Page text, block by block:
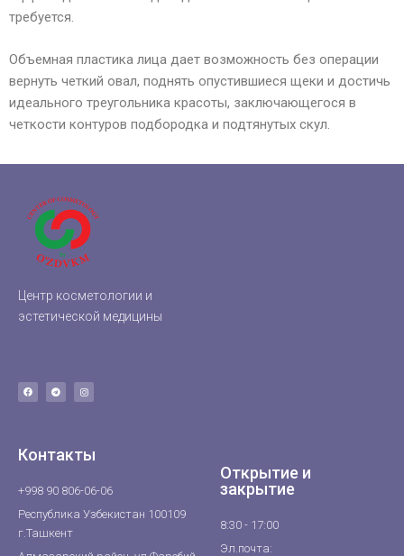
требуется.
Объемная пластика лица дает возможность без операции
вернуть четкий овал, поднять опустившиеся щеки и достичь
идеального треугольника красоты, заключающегося в
четкости контуров подбородка и подтянутых скул.
Центр косметологии и
эстетической медицины
Контакты
+998 90 806-06-06
Республика Узбекистан 100109
г.Ташкент
Открытие и
закрытие
8:30 - 17:00
Эл.почта: